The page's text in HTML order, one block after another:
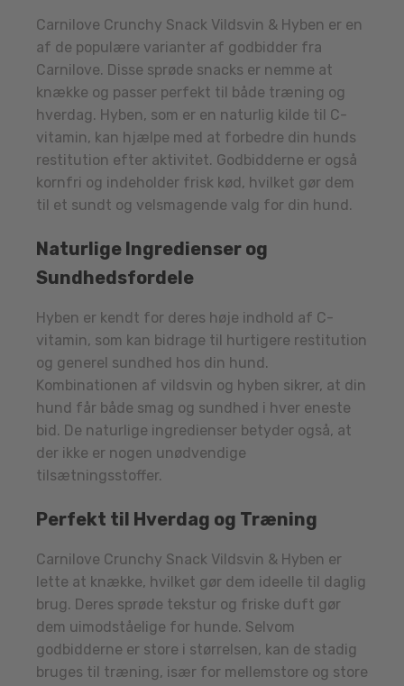
Carnilove Crunchy Snack Vildsvin & Hyben er en
af de populære varianter af godbidder fra
Carnilove. Disse sprøde snacks er nemme at
knække og passer perfekt til både træning og
hverdag. Hyben, som er en naturlig kilde til C-
vitamin, kan hjælpe med at forbedre din hunds
restitution efter aktivitet. Godbidderne er også
kornfri og indeholder frisk kød, hvilket gør dem
til et sundt og velsmagende valg for din hund.
Naturlige Ingredienser og
Sundhedsfordele
Hyben er kendt for deres høje indhold af C-
vitamin, som kan bidrage til hurtigere restitution
og generel sundhed hos din hund.
Kombinationen af vildsvin og hyben sikrer, at din
hund får både smag og sundhed i hver eneste
bid. De naturlige ingredienser betyder også, at
der ikke er nogen unødvendige
tilsætningsstoffer.
Perfekt til Hverdag og Træning
Carnilove Crunchy Snack Vildsvin & Hyben er
lette at knække, hvilket gør dem ideelle til daglig
brug. Deres sprøde tekstur og friske duft gør
dem uimodståelige for hunde. Selvom
godbidderne er store i størrelsen, kan de stadig
bruges til træning, især for mellemstore og store